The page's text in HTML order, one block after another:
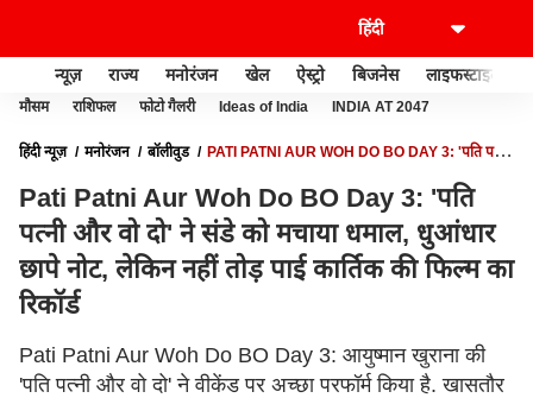
न्यूज़ राज्य मनोरंजन खेल ऐस्ट्रो बिजनेस लाइफस्टाइल
मौसम राशिफल फोटो गैलरी Ideas of India INDIA AT 2047
हिंदी न्यूज़ मनोरंजन बॉलीवुड
PATI PATNI AUR WOH DO BO DAY 3: 'पति पत्नी
रिकॉर्ड
Pati Patni Aur Woh Do BO Day 3: 'पति
पत्नी और वो दो' ने संडे को मचाया धमाल, धुआंधार
छापे नोट, लेकिन नहीं तोड़ पाई कार्तिक की फिल्म का
रिकॉर्ड
Pati Patni Aur Woh Do BO Day 3: आयुष्मान खुराना की
'पति पत्नी और वो दो' ने वीकेंड पर अच्छा परफॉर्म किया है. खासतौर